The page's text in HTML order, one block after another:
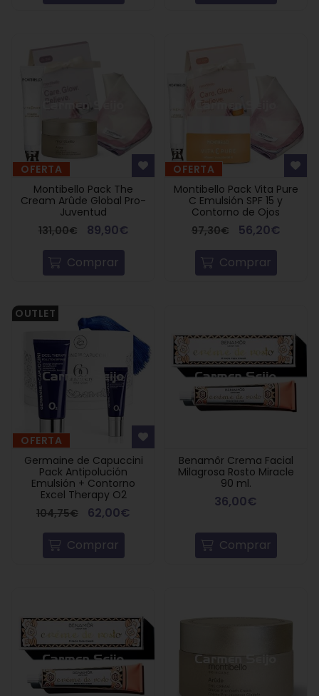
OFERTA
Montibello Pack The
Cream Arûde Global Pro-
Juventud
131,00€
89,90€
Comprar
OFERTA
Montibello Pack Vita Pure
C Emulsión SPF 15 y
Contorno de Ojos
97,30€
56,20€
Comprar
OFERTA
OUTLET
Germaine de Capuccini
Pack Antipolución
Emulsión + Contorno
Excel Therapy O2
104,75€
62,00€
Comprar
Benamôr Crema Facial
Milagrosa Rosto Miracle
90 ml.
36,00€
Comprar